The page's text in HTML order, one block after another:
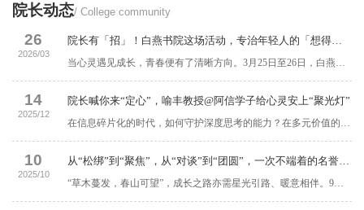
院长动态/ College community
26
2026/03
14
2025/12
院长喊你来“定心”，喻丰教授@阿信学子给心灵安上“聚光灯”
10
2025/10